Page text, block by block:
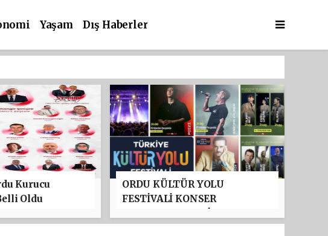
Yaşam Dış Haberler
Kurucu
Oldu
ORDU KÜLTÜR YOLU
FESTİVALİ KONSER
TAYFUN GÜRSOY PARKI'NDA